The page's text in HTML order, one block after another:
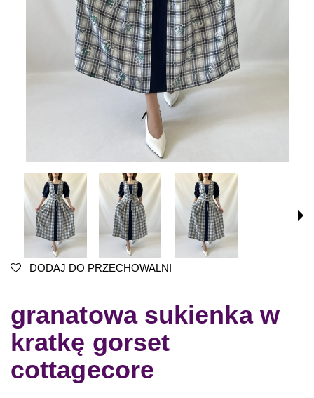
DODAJ DO PRZECHOWALNI
granatowa sukienka w
kratkę gorset
cottagecore